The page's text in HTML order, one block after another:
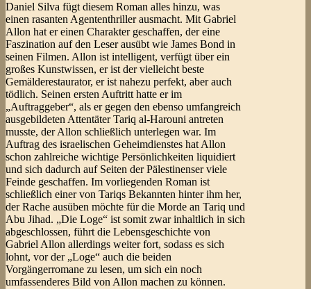
Daniel Silva fügt diesem Roman alles hinzu, was
einen rasanten Agententhriller ausmacht. Mit Gabriel
Allon hat er einen Charakter geschaffen, der eine
Faszination auf den Leser ausübt wie James Bond in
seinen Filmen. Allon ist intelligent, verfügt über ein
großes Kunstwissen, er ist der vielleicht beste
Gemälderestaurator, er ist nahezu perfekt, aber auch
tödlich. Seinen ersten Auftritt hatte er im
„Auftraggeber“, als er gegen den ebenso umfangreich
ausgebildeten Attentäter Tariq al-Harouni antreten
musste, der Allon schließlich unterlegen war. Im
Auftrag des israelischen Geheimdienstes hat Allon
schon zahlreiche wichtige Persönlichkeiten liquidiert
und sich dadurch auf Seiten der Pälestinenser viele
Feinde geschaffen. Im vorliegenden Roman ist
schließlich einer von Tariqs Bekannten hinter ihm her,
der Rache ausüben möchte für die Morde an Tariq und
Abu Jihad. „Die Loge“ ist somit zwar inhaltlich in sich
abgeschlossen, führt die Lebensgeschichte von
Gabriel Allon allerdings weiter fort, sodass es sich
lohnt, vor der „Loge“ auch die beiden
Vorgängerromane zu lesen, um sich ein noch
umfassenderes Bild von Allon machen zu können.